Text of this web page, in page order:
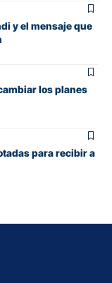
y el mensaje que
los planes
para recibir a